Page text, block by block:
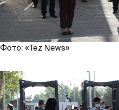
Фото: «Tez News»